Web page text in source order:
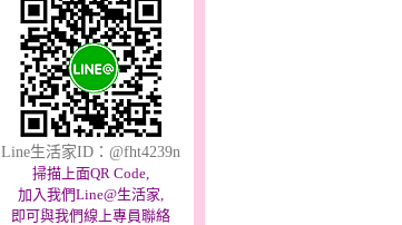
Line生活家ID：@fht4239n
掃描上面QR Code,
加入我們Line@生活家,
即可與我們線上專員聯絡
常見問題
購物說明
海外顧客訂購說明
購物流程說明